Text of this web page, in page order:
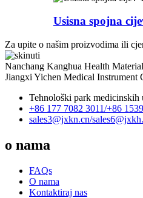
Usisna spojna
Za upite o našim proizvodima ili
Nanchang Kanghua Health
Jiangxi Yichen Medical Instrument
Tehnološki park medicinskih
+86 177 7082 3011/+86
sales3@jxkn.cn/
o nama
FAQs
O nama
Kontaktiraj nas